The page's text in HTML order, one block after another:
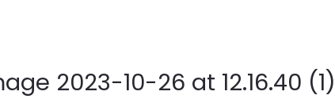
2023-10-26 at 12.16.40 (1)